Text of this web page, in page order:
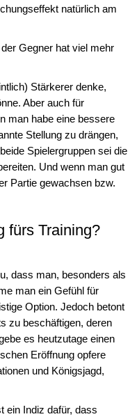
natürlich am
Gegner hat viel mehr
Stärkerer denke,
Aber auch für
man habe eine bessere
Stellung zu drängen,
Spielergruppen sei die
Und wenn man gut
Partie gewachsen bzw.
fürs Training?
dass man, besonders als
man ein Gefühl für
Option. Jedoch betont
zu beschäftigen, deren
es heutzutage einen
Eröffnung opfere
und Königsjagd,
ein Indiz dafür, dass